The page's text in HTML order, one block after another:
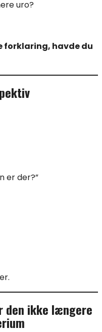
uro?
forklaring, havde du
er der?”
den ikke længere